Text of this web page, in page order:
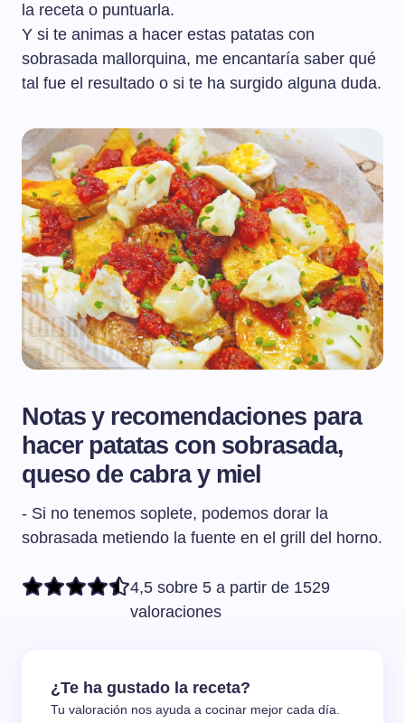
la receta o puntuarla.
Y si te animas a hacer estas patatas con
sobrasada mallorquina, me encantaría saber qué
tal fue el resultado o si te ha surgido alguna duda.
Notas y recomendaciones para
hacer patatas con sobrasada,
queso de cabra y miel
- Si no tenemos soplete, podemos dorar la
sobrasada metiendo la fuente en el grill del horno.
4,5 sobre 5 a partir de 1529
valoraciones
¿Te ha gustado la receta?
Tu valoración nos ayuda a cocinar mejor cada día.